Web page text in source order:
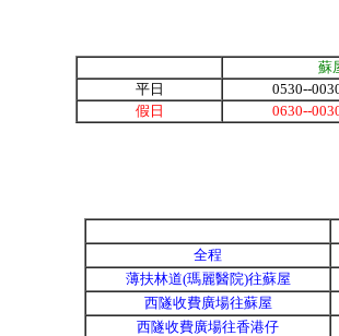
蘇
平日
0530--
假日
0630--
全程
薄扶林道(瑪麗醫院)往蘇屋
西隧收費廣場往蘇屋
西隧收費廣場往香港仔